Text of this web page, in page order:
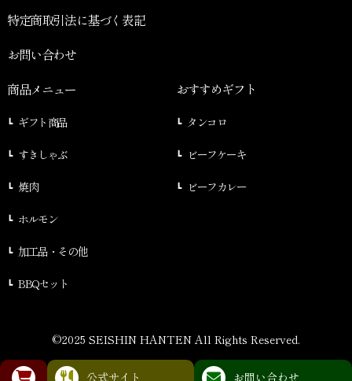
公式サイト お問い合わせ
特定商取引法に基づく表記
お問い合わせ
商品メニュー
ギフト商品
すきしゃぶ
焼肉
ホルモン
加工品・その他
BBQセット
おすすめギフト
タンコロ
ビーフケーキ
ビーフカレー
©2025 SEISHIN HANTEN All Rights Reserved.